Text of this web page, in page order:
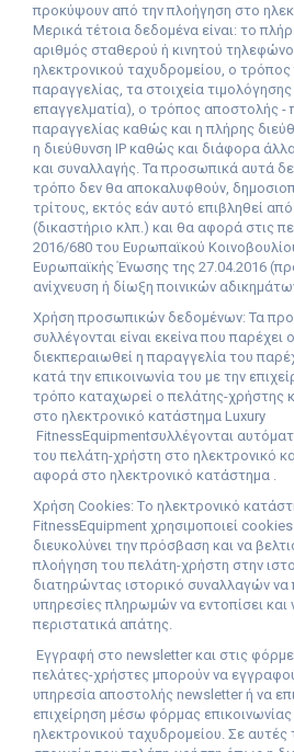
προκύψουν από την πλοήγηση στο
Μερικά τέτοια δεδομένα είναι: το
αριθμός σταθερού ή κινητού
ηλεκτρονικού ταχυδρομείου, ο
παραγγελίας, τα στοιχεία
επαγγελματία), ο τρόπος αποστολής -
παραγγελίας καθώς και η πλήρης
η διεύθυνση IP καθώς και διάφορα
και συναλλαγής. Τα προσωπικά αυτά
τρόπο δεν θα αποκαλυφθούν,
τρίτους, εκτός εάν αυτό επιβληθεί
(δικαστήριο κλπ.) και θα αφορά στις
2016/680 του Ευρωπαϊκού
Ευρωπαϊκής Ένωσης της 27.04.2016
ανίχνευση ή δίωξη ποινικών
Χρήση προσωπικών δεδομένων: Τα
συλλέγονται είναι εκείνα που
διεκπεραιωθεί η παραγγελία του
κατά την επικοινωνία του με την
τρόπο καταχωρεί ο πελάτης-χρήστης
στο ηλεκτρονικό κατάστημα L uxury
FitnessEquipmentσυλλέγονται
του πελάτη-χρήστη στο ηλεκτρονικό
αφορά στο ηλεκτρονικό κατάστημα .
Χρήση Cookies: Τo ηλεκτρονικό
FitnessEquipment χρησιμοποιεί
διευκολύνει την πρόσβαση και να
πλοήγηση του πελάτη-χρήστη στην
διατηρώντας ιστορικό συναλλαγών
υπηρεσίες πληρωμών να εντοπίσει και
περιστατικά απάτης.
Εγγραφή στο newsletter και στις
πελάτες-χρήστες μπορούν να
υπηρεσία αποστολής newsletter ή να
επιχείρηση μέσω φόρμας
ηλεκτρονικού ταχυδρομείου. Σε αυτές